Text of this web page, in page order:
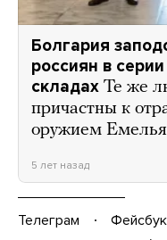
Болгария
россиян в
складах Те же
причастны к
оружием
5 лет назад
Телеграм Фейсбук